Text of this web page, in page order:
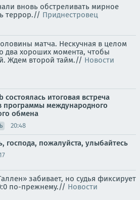
вновь обстреливать мирное
террор.// Приднестровец
матча. Нескучная в целом
два хороших момента, чтобы
Ждем второй тайм.// Новости
состоялась итоговая встреча
программы международного
обмена
20:48
господа, пожалуйста, улыбайтесь
забивает, но судья фиксирует
по-прежнему.// Новости